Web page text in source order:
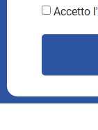
Accetto l'